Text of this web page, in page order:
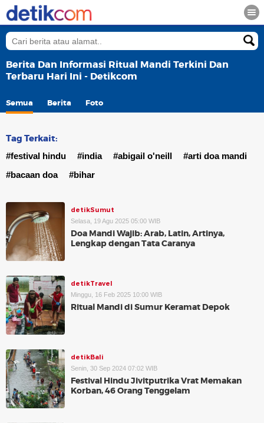
Berita Dan Informasi Ritual Mandi Terkini Dan
Terbaru Hari Ini - Detikcom
Semua Berita Foto
Tag Terkait:
#festival hindu #india #abigail o'neill
#arti doa mandi
#bacaan doa
#bihar
detikSumut
Selasa, 19 Agu 2025 05:00 WIB
Doa Mandi Wajib: Arab, Latin, Artinya,
Lengkap dengan Tata Caranya
detikTravel
Minggu, 16 Feb 2025 10:00 WIB
Ritual Mandi di Sumur Keramat Depok
detikBali
Senin, 30 Sep 2024 07:02 WIB
Festival Hindu Jivitputrika Vrat Memakan
Korban, 46 Orang Tenggelam